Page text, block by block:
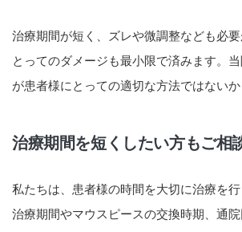
治療期間が短く、ズレや微調整なども必
とってのダメージも最小限で済みます。
が患者様にとっての適切な方法ではないか
治療期間を短くしたい方もご相
私たちは、患者様の時間を大切に治療を
治療期間やマウスピースの交換時期、通